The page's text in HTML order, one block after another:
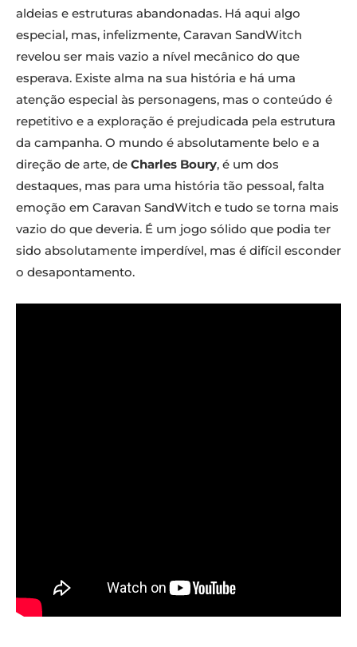
aldeias e estruturas abandonadas. Há aqui algo
especial, mas, infelizmente, Caravan SandWitch
revelou ser mais vazio a nível mecânico do que
esperava. Existe alma na sua história e há uma
atenção especial às personagens, mas o conteúdo é
repetitivo e a exploração é prejudicada pela estrutura
da campanha. O mundo é absolutamente belo e a
direção de arte, de Charles Boury, é um dos
destaques, mas para uma história tão pessoal, falta
emoção em Caravan SandWitch e tudo se torna mais
vazio do que deveria. É um jogo sólido que podia ter
sido absolutamente imperdível, mas é difícil esconder
o desapontamento.